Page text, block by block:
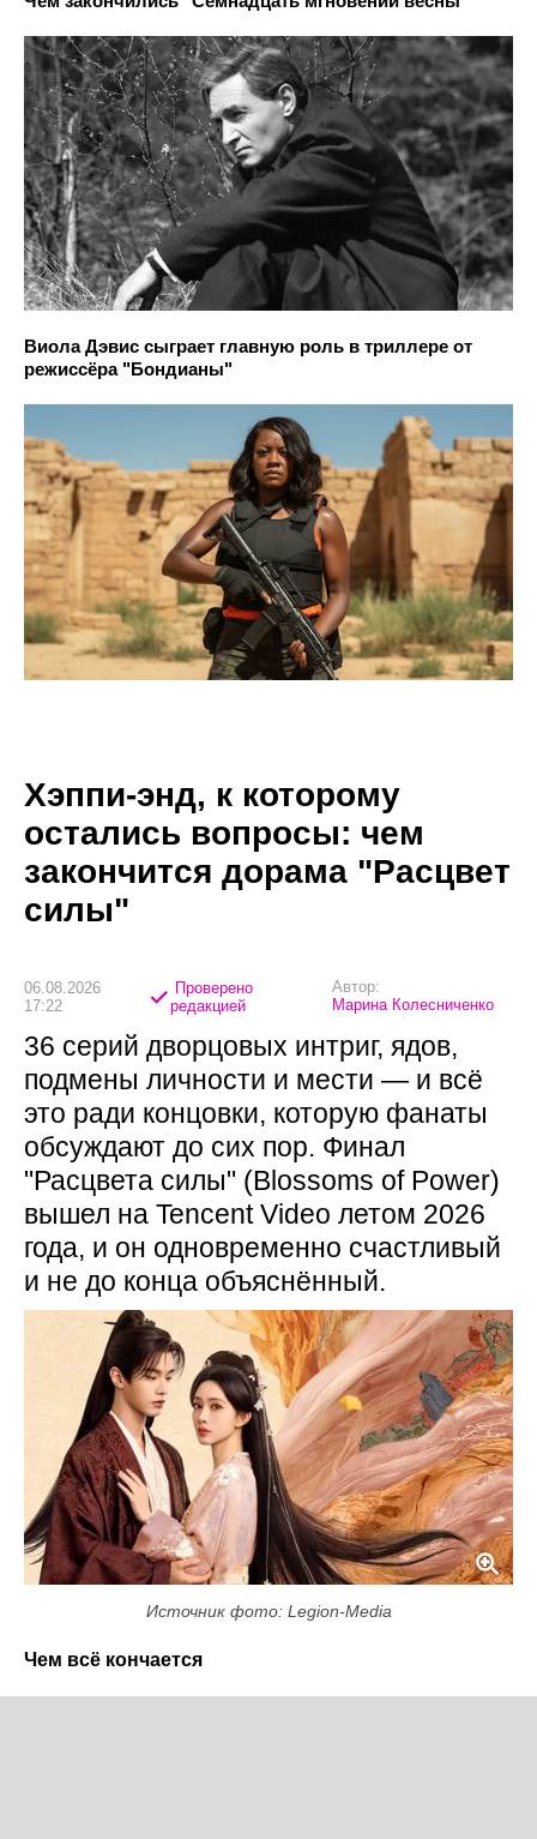
Виола Дэвис сыграет главную роль в триллере от
режиссёра "Бондианы"
Хэппи-энд, к которому
остались вопросы: чем
закончится дорама "Расцвет
силы"
06.08.2026
17:22
Проверено
редакцией
Автор:
Марина Колесниченко
36 серий дворцовых интриг, ядов,
подмены личности и мести — и всё
это ради концовки, которую фанаты
обсуждают до сих пор. Финал
"Расцвета силы" (Blossoms of Power)
вышел на Tencent Video летом 2026
года, и он одновременно счастливый
и не до конца объяснённый.
Источник фото: Legion-Media
Чем всё кончается